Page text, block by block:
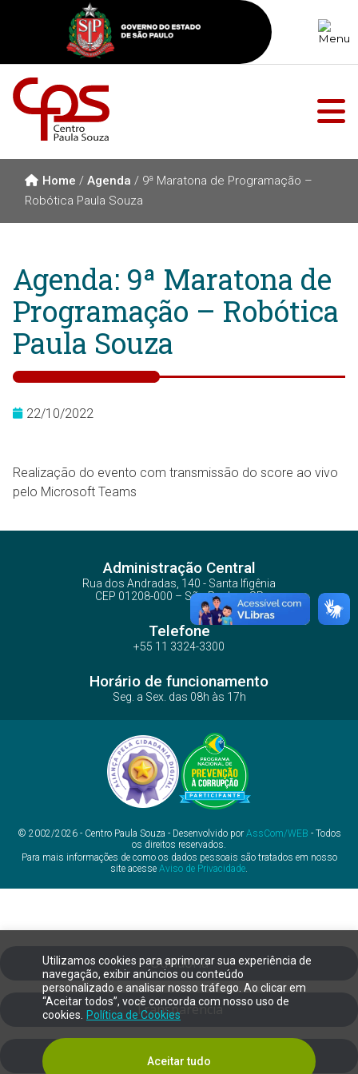
Utilizamos cookies para aprimorar sua experiência de
navegação, exibir anúncios ou conteúdo
personalizado e analisar nosso tráfego. Ao clicar em
“Aceitar todos”, você concorda com nosso uso de
cookies.
Política de Cookies
Aceitar tudo
Home / Agenda / 9ª Maratona de Programação –
Robótica Paula Souza
Agenda: 9ª Maratona de
Programação – Robótica
Paula Souza
22/10/2022
Realização do evento com transmissão do score ao vivo
pelo Microsoft Teams
Administração Central
Rua dos Andradas, 140 - Santa Ifigênia
CEP 01208-000 – São Paulo – SP
Telefone
+55 11 3324-3300
Horário de funcionamento
Seg. a Sex. das 08h às 17h
© 2002/2026 - Centro Paula Souza - Desenvolvido por AssCom/WEB - Todos
os direitos reservados.
Para mais informações de como os dados pessoais são tratados em nosso
site acesse Aviso de Privacidade.
Ouvidoria
Transparência
SIC